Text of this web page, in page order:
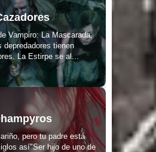
Vampiro: La Mascarada,
depredadores tienen
La Estirpe se al...
pero tu padre está
así"Ser hijo de uno de